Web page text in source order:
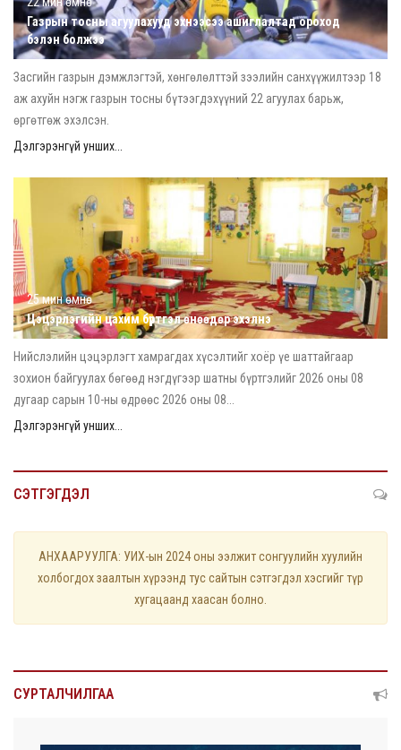
Газрын тосны агуулахууд эхнээсээ ашиглалтад ороход
бэлэн болжээ
Засгийн газрын дэмжлэгтэй, хөнгөлөлттэй зээлийн санхүүжилтээр 18
аж ахуйн нэгж газрын тосны бүтээгдэхүүний 22 агуулах барьж,
өргөтгөж эхэлсэн.
Дэлгэрэнгүй унших...
25 мин өмнө
Цэцэрлэгийн цахим бүртгэл өнөөдөр эхэлнэ
Нийслэлийн цэцэрлэгт хамрагдах хүсэлтийг хоёр үе шаттайгаар
зохион байгуулах бөгөөд нэгдүгээр шатны бүртгэлийг 2026 оны 08
дугаар сарын 10-ны өдрөөс 2026 оны 08...
Дэлгэрэнгүй унших...
СЭТГЭГДЭЛ
АНХААРУУЛГА: УИХ-ын 2024 оны ээлжит сонгуулийн хуулийн
холбогдох заалтын хүрээнд тус сайтын сэтгэгдэл хэсгийг түр
хугацаанд хаасан болно.
СУРТАЛЧИЛГАА